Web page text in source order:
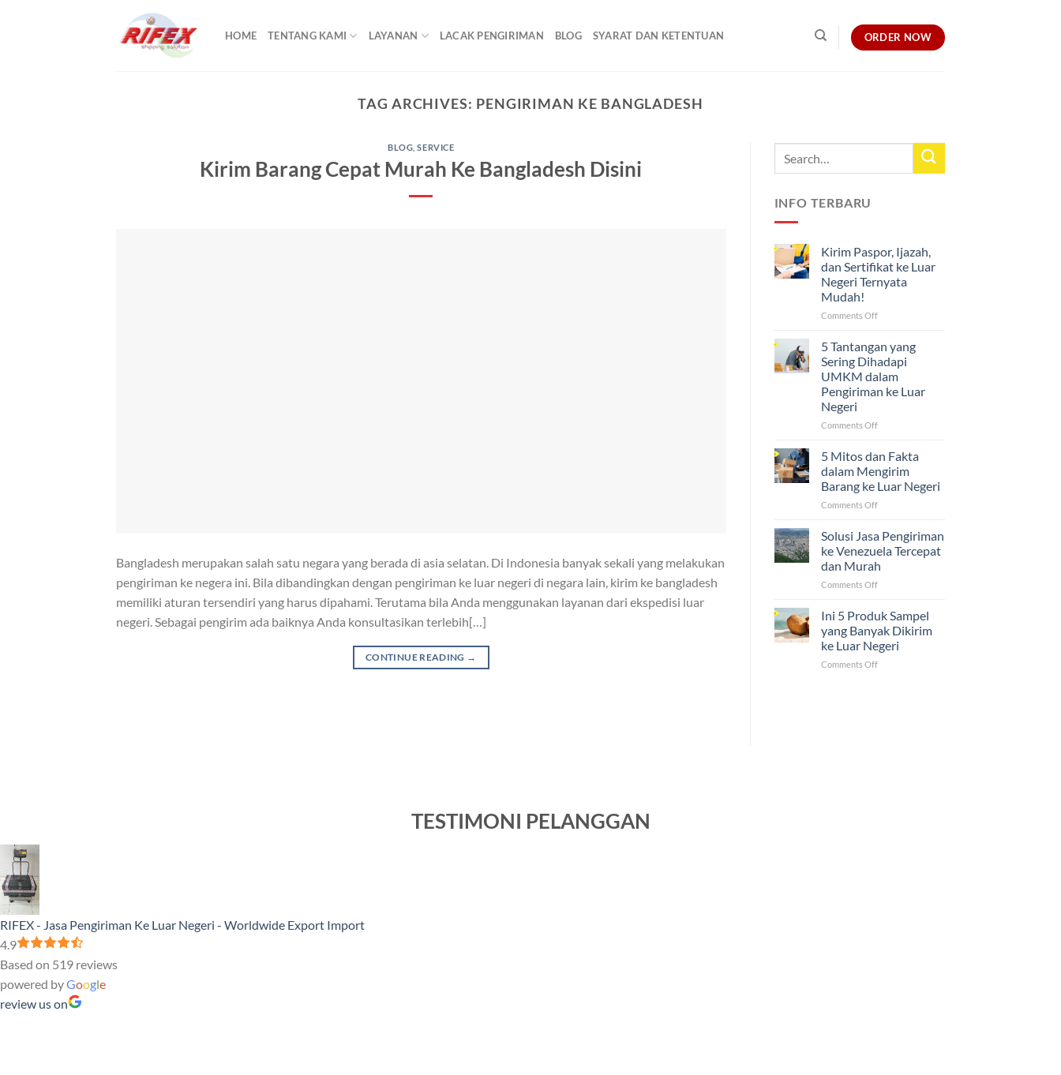
HOME TENTANG KAMI LAYANAN LACAK PENGIRIMAN BLOG SYARAT DAN KETENTUAN ORDER NOW
TAG ARCHIVES: PENGIRIMAN KE BANGLADESH
BLOG ,SERVICE
Kirim Barang Cepat Murah Ke Bangladesh Disini
Bangladesh merupakan salah satu negara yang berada di asia selatan. Di Indonesia banyak sekali yang melakukan
pengiriman ke negera ini. Bila dibandingkan dengan pengiriman ke luar negeri di negara lain, kirim ke bangladesh
memiliki aturan tersendiri yang harus dipahami. Terutama bila Anda menggunakan layanan dari ekspedisi luar
negeri. Sebagai pengirim ada baiknya Anda konsultasikan terlebih[…]
CONTINUE READING →
INFO TERBARU
Kirim Paspor, Ijazah,
dan Sertifikat ke Luar
Negeri Ternyata
Mudah!
Comments Offon
Ijazah,
dan
Sertifikat
ke
Negeri
5 Tantangan yang
Sering Dihadapi
UMKM dalam
Pengiriman ke Luar
Negeri
Comments Offon
Tantangan
yang
Sering
Dihadapi
UMKM
Pengiriman
ke
Luar
Negeri
5 Mitos dan Fakta
dalam Mengirim
Barang ke Luar Negeri
Comments Offon
Mitos
dan
Fakta
dalam
Mengirim
ke
Luar
Negeri
Solusi Jasa Pengiriman
ke Venezuela Tercepat
dan Murah
Comments Offon
Jasa
Pengiriman
ke
Venezuela
Tercepat
Ini 5 Produk Sampel
yang Banyak Dikirim
ke Luar Negeri
Comments Offon
TESTIMONI PELANGGAN
RIFEX - Jasa Pengiriman Ke Luar Negeri - Worldwide Export Import
4.9
Based on 519 reviews
powered byGoogle
review us on